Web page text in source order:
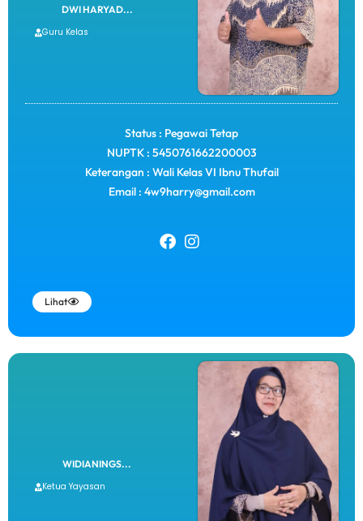
DWI HARYAD...
Guru Kelas
Status : Pegawai Tetap
NUPTK : 5450761662200003
Keterangan : Wali Kelas VI Ibnu Thufail
Email : 4w9harry@gmail.com
Lihat
WIDIANINGS...
Ketua Yayasan